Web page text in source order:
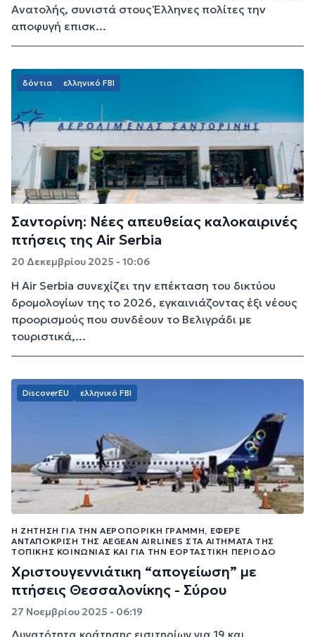
Ανατολής, συνιστά στους Έλληνες πολίτες την
αποφυγή επισκ...
δόντια ελληνικό FBI
Σαντορίνη: Νέες απευθείας καλοκαιρινές
πτήσεις της Air Serbia
20 Δεκεμβρίου 2025 - 10:06
Η Air Serbia συνεχίζει την επέκταση του δικτύου
δρομολογίων της το 2026, εγκαινιάζοντας έξι νέους
προορισμούς που συνδέουν το Βελιγράδι με
τουριστικά,...
DiscoverEU ελληνικό FBI
Η ΖΉΤΗΣΗ ΓΙΑ ΤΗΝ ΑΕΡΟΠΟΡΙΚΉ ΓΡΑΜΜΉ, ΈΦΕΡΕ
ΑΝΤΑΠΌΚΡΙΣΗ ΤΗΣ AEGEAN AIRLINES ΣΤΑ ΑΙΤΉΜΑΤΑ ΤΗΣ
ΤΟΠΙΚΉΣ ΚΟΙΝΩΝΊΑΣ ΚΑΙ ΓΙΑ ΤΗΝ ΕΟΡΤΑΣΤΙΚΉ ΠΕΡΊΟΔΟ
Χριστουγεννιάτικη “απογείωση” με
πτήσεις Θεσσαλονίκης - Σύρου
27 Νοεμβρίου 2025 - 06:19